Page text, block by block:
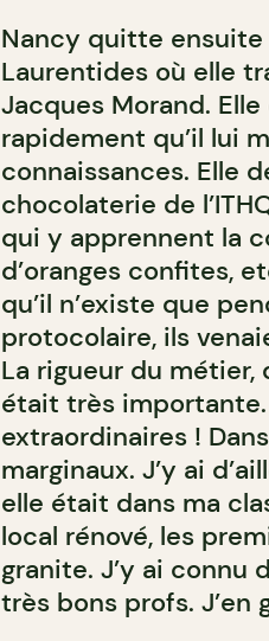
Nancy quitte ensuite
Laurentides où elle
Jacques Morand.
rapidement qu’il lui
connaissances. Elle
chocolaterie de
qui y apprennent la
d’oranges confites,
qu’il n’existe que
protocolaire, ils
La rigueur du métier,
était très
extraordinaires !
marginaux. J’y ai
elle était dans ma
local rénové, les
granite. J’y ai connu
très bons profs. J’en